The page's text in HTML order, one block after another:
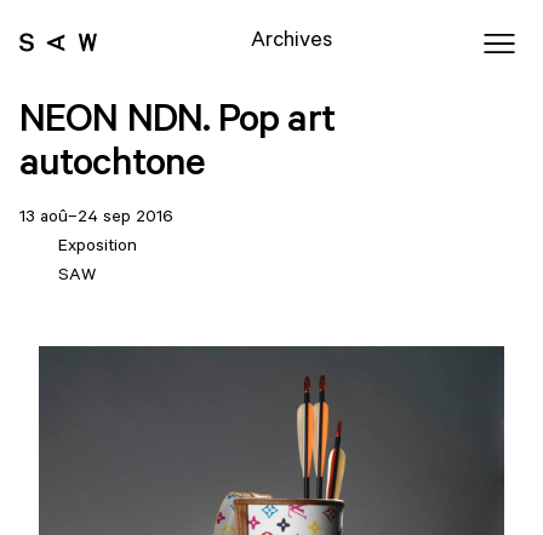
Archives
NEON NDN. Pop art
autochtone
13 aoû–24 sep 2016
Exposition
SAW